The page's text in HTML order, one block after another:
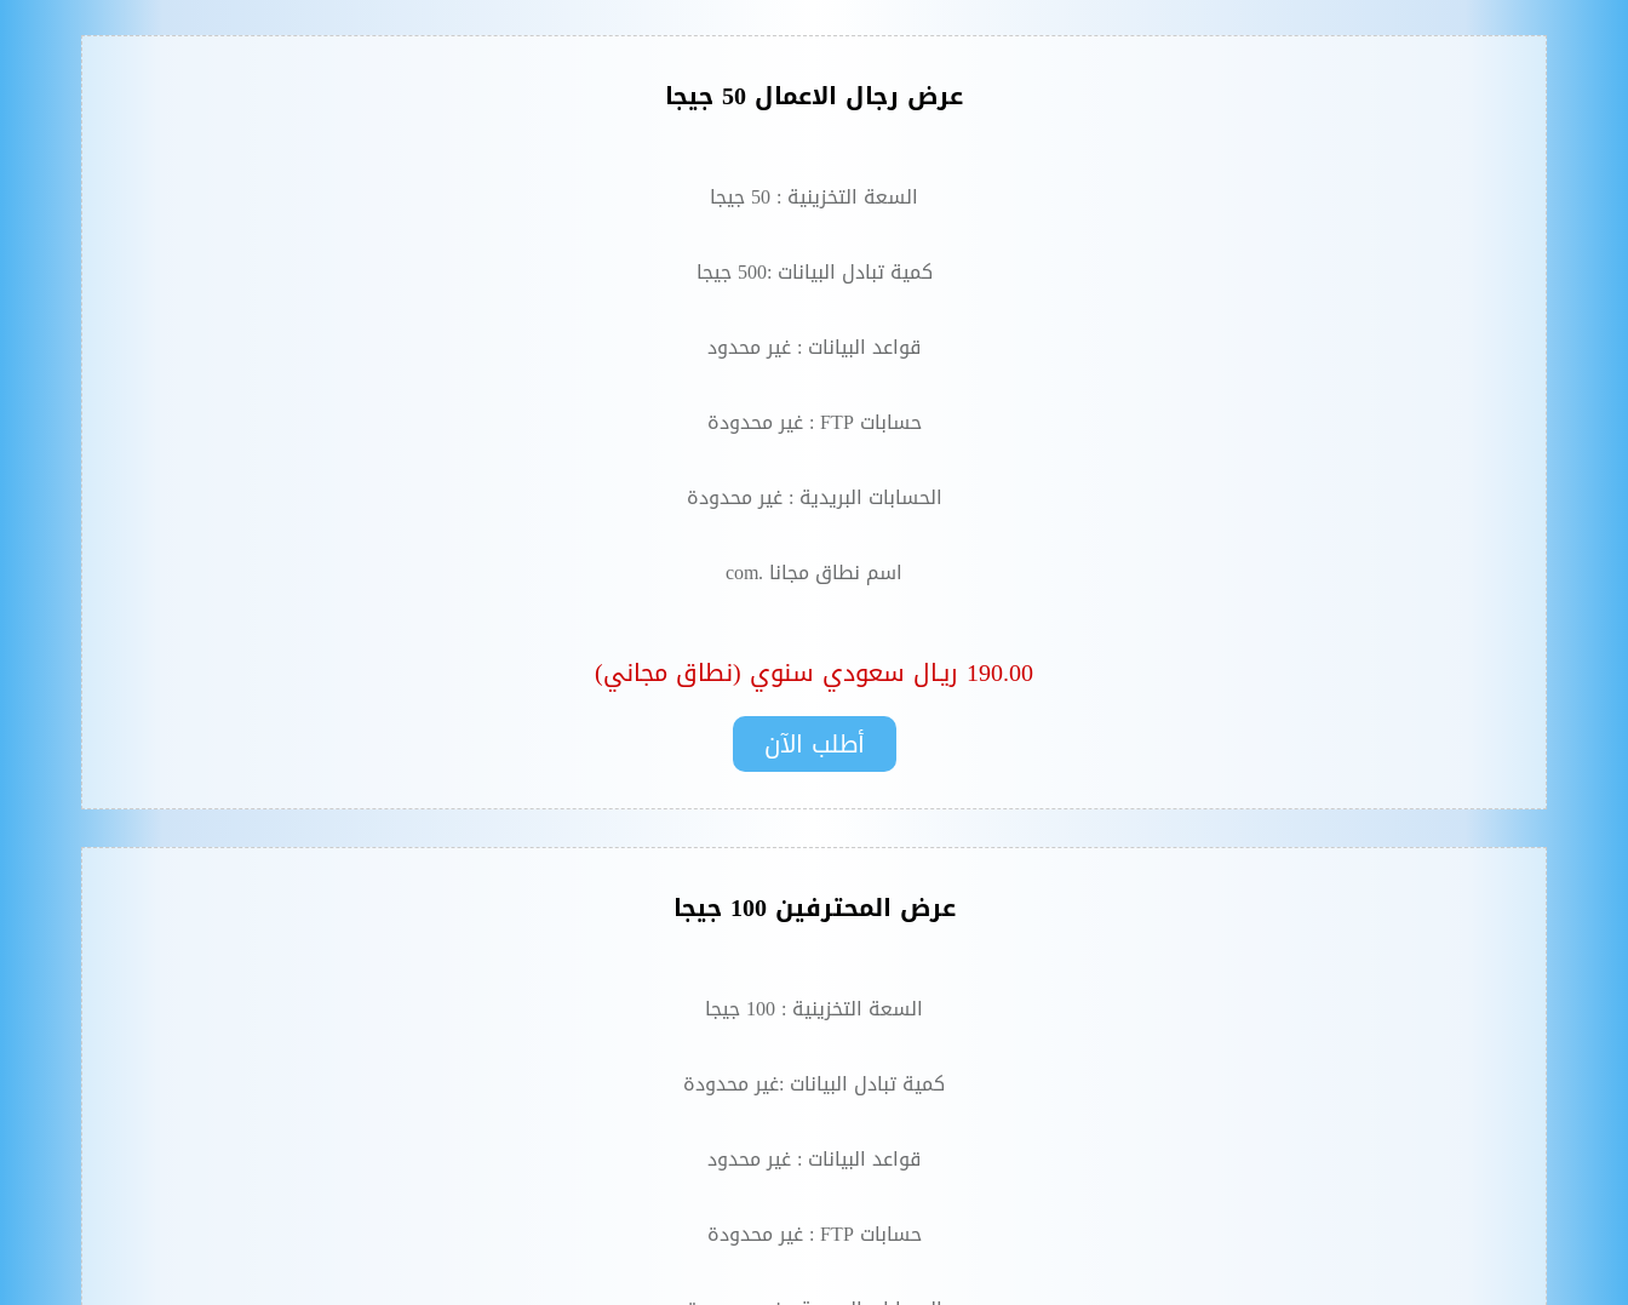
عرض رجال الاعمال 50 جيجا
السعة التخزينية : 50 جيجا
كمية تبادل البيانات :500 جيجا
قواعد البيانات : غير محدود
حسابات FTP : غير محدودة
الحسابات البريدية : غير محدودة
اسم نطاق مجانا .com
190.00 ريـال سعودي سنوي (نطاق مجاني)
عرض المحترفين 100 جيجا
السعة التخزينية : 100 جيجا
كمية تبادل البيانات :غير محدودة
قواعد البيانات : غير محدود
حسابات FTP : غير محدودة